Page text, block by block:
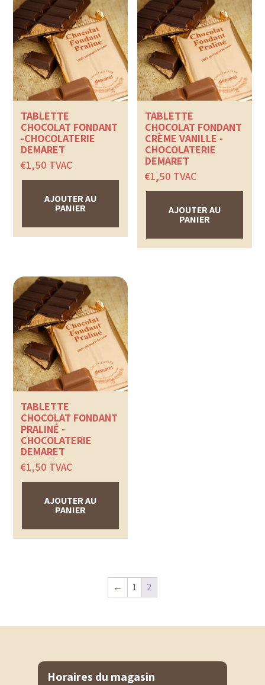
TABLETTE
CHOCOLAT FONDANT
-CHOCOLATERIE
DEMARET
€1,50 TVAC
AJOUTER AU
PANIER
TABLETTE
CHOCOLAT FONDANT
CRÈME VANILLE -
CHOCOLATERIE
DEMARET
€1,50 TVAC
AJOUTER AU
PANIER
TABLETTE
CHOCOLAT FONDANT
PRALINÉ -
CHOCOLATERIE
DEMARET
€1,50 TVAC
AJOUTER AU
PANIER
← 1 2
Horaires du magasin